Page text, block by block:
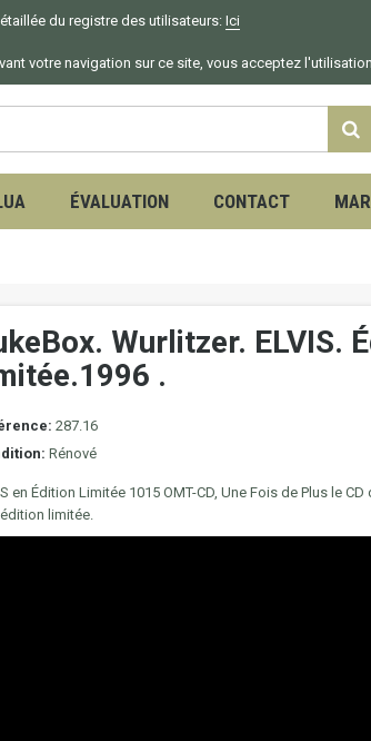
du registre des utilisateurs: Ici
votre navigation sur ce site, vous acceptez
ÉVALUATION CONTACT
Wurlitzer. ELVIS.
.
287.16
Rénové
en Édition Limitée 1015 OMT-CD, Une Fois de Plus le
limitée.